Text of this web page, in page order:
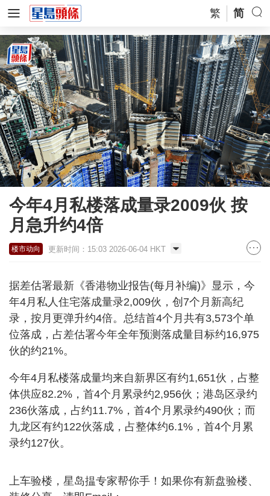
繁 简
今年4月私楼落成量录2009伙 按
月急升约4倍
楼市动向 更新时间：15:03 2026-06-04 HKT
据差估署最新《香港物业报告(每月补编)》显示，今
年4月私人住宅落成量录2,009伙，创7个月新高纪
录，按月更弹升约4倍。总结首4个月共有3,573个单
位落成，占差估署今年全年预测落成量目标约16,975
伙的约21%。
今年4月私楼落成量均来自新界区有约1,651伙，占整
体供应82.2%，首4个月累录约2,956伙；港岛区录约
236伙落成，占约11.7%，首4个月累录约490伙；而
九龙区有约122伙落成，占整体约6.1%，首4个月累
录约127伙。
上车验楼，星岛揾专家帮你手！如果你有新盘验楼、